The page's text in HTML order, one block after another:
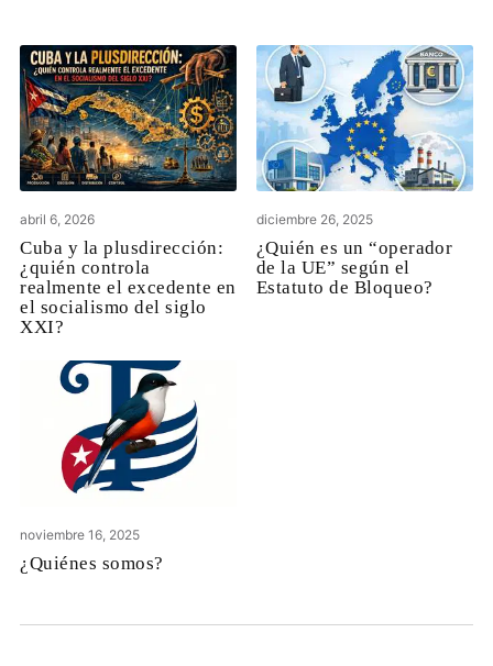
abril 6, 2026
Cuba y la plusdirección:
¿quién controla
realmente el excedente en
el socialismo del siglo
XXI?
diciembre 26, 2025
¿Quién es un “operador
de la UE” según el
Estatuto de Bloqueo?
noviembre 16, 2025
¿Quiénes somos?